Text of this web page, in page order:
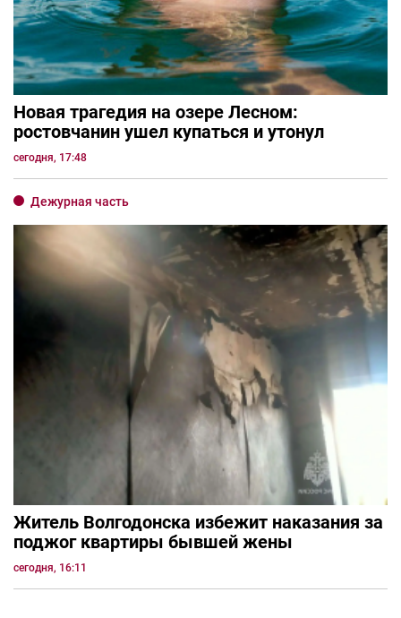
Новая трагедия на озере Лесном:
ростовчанин ушел купаться и утонул
сегодня, 17:48
Дежурная часть
Житель Волгодонска избежит наказания за
поджог квартиры бывшей жены
сегодня, 16:11